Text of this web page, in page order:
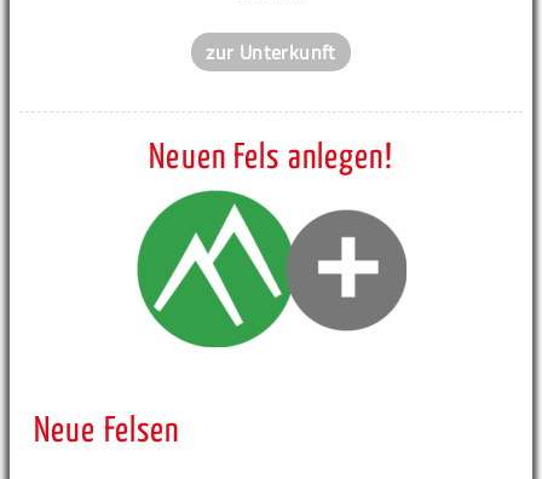
zur Unterkunft
Neuen Fels anlegen!
Neue Felsen